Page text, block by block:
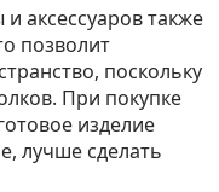
позволит
поскольку
При покупке
изделие
лучше сделать